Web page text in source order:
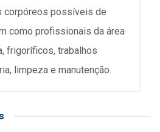
corpóreos possíveis de
como profissionais da área
frigoríficos, trabalhos
limpeza e manutenção.